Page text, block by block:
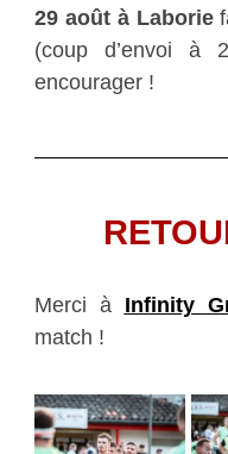
29 août à Laborie
(coup d’envoi à
encourager !
Merci à Infinity
match !